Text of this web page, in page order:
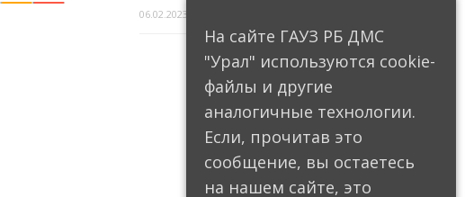
06.02.2023
На сайте ГАУЗ РБ ДМС
"Урал" используются cookie-
файлы и другие
аналогичные технологии.
Если, прочитав это
сообщение, вы остаетесь
на нашем сайте, это